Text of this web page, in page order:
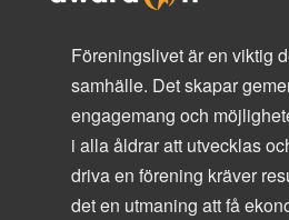
Föreningslivet är en viktig
samhälle. Det skapar
engagemang och
i alla åldrar att utvecklas
driva en förening kräver
det en utmaning att få